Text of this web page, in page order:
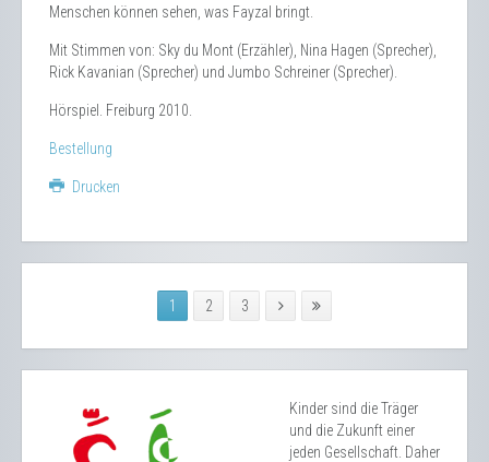
Menschen können sehen, was Fayzal bringt.
Mit Stimmen von: Sky du Mont (Erzähler), Nina Hagen (Sprecher),
Rick Kavanian (Sprecher) und Jumbo Schreiner (Sprecher).
Hörspiel. Freiburg 2010.
Bestellung
Drucken
1 2 3
Kinder sind die Träger
und die Zukunft einer
jeden Gesellschaft. Daher